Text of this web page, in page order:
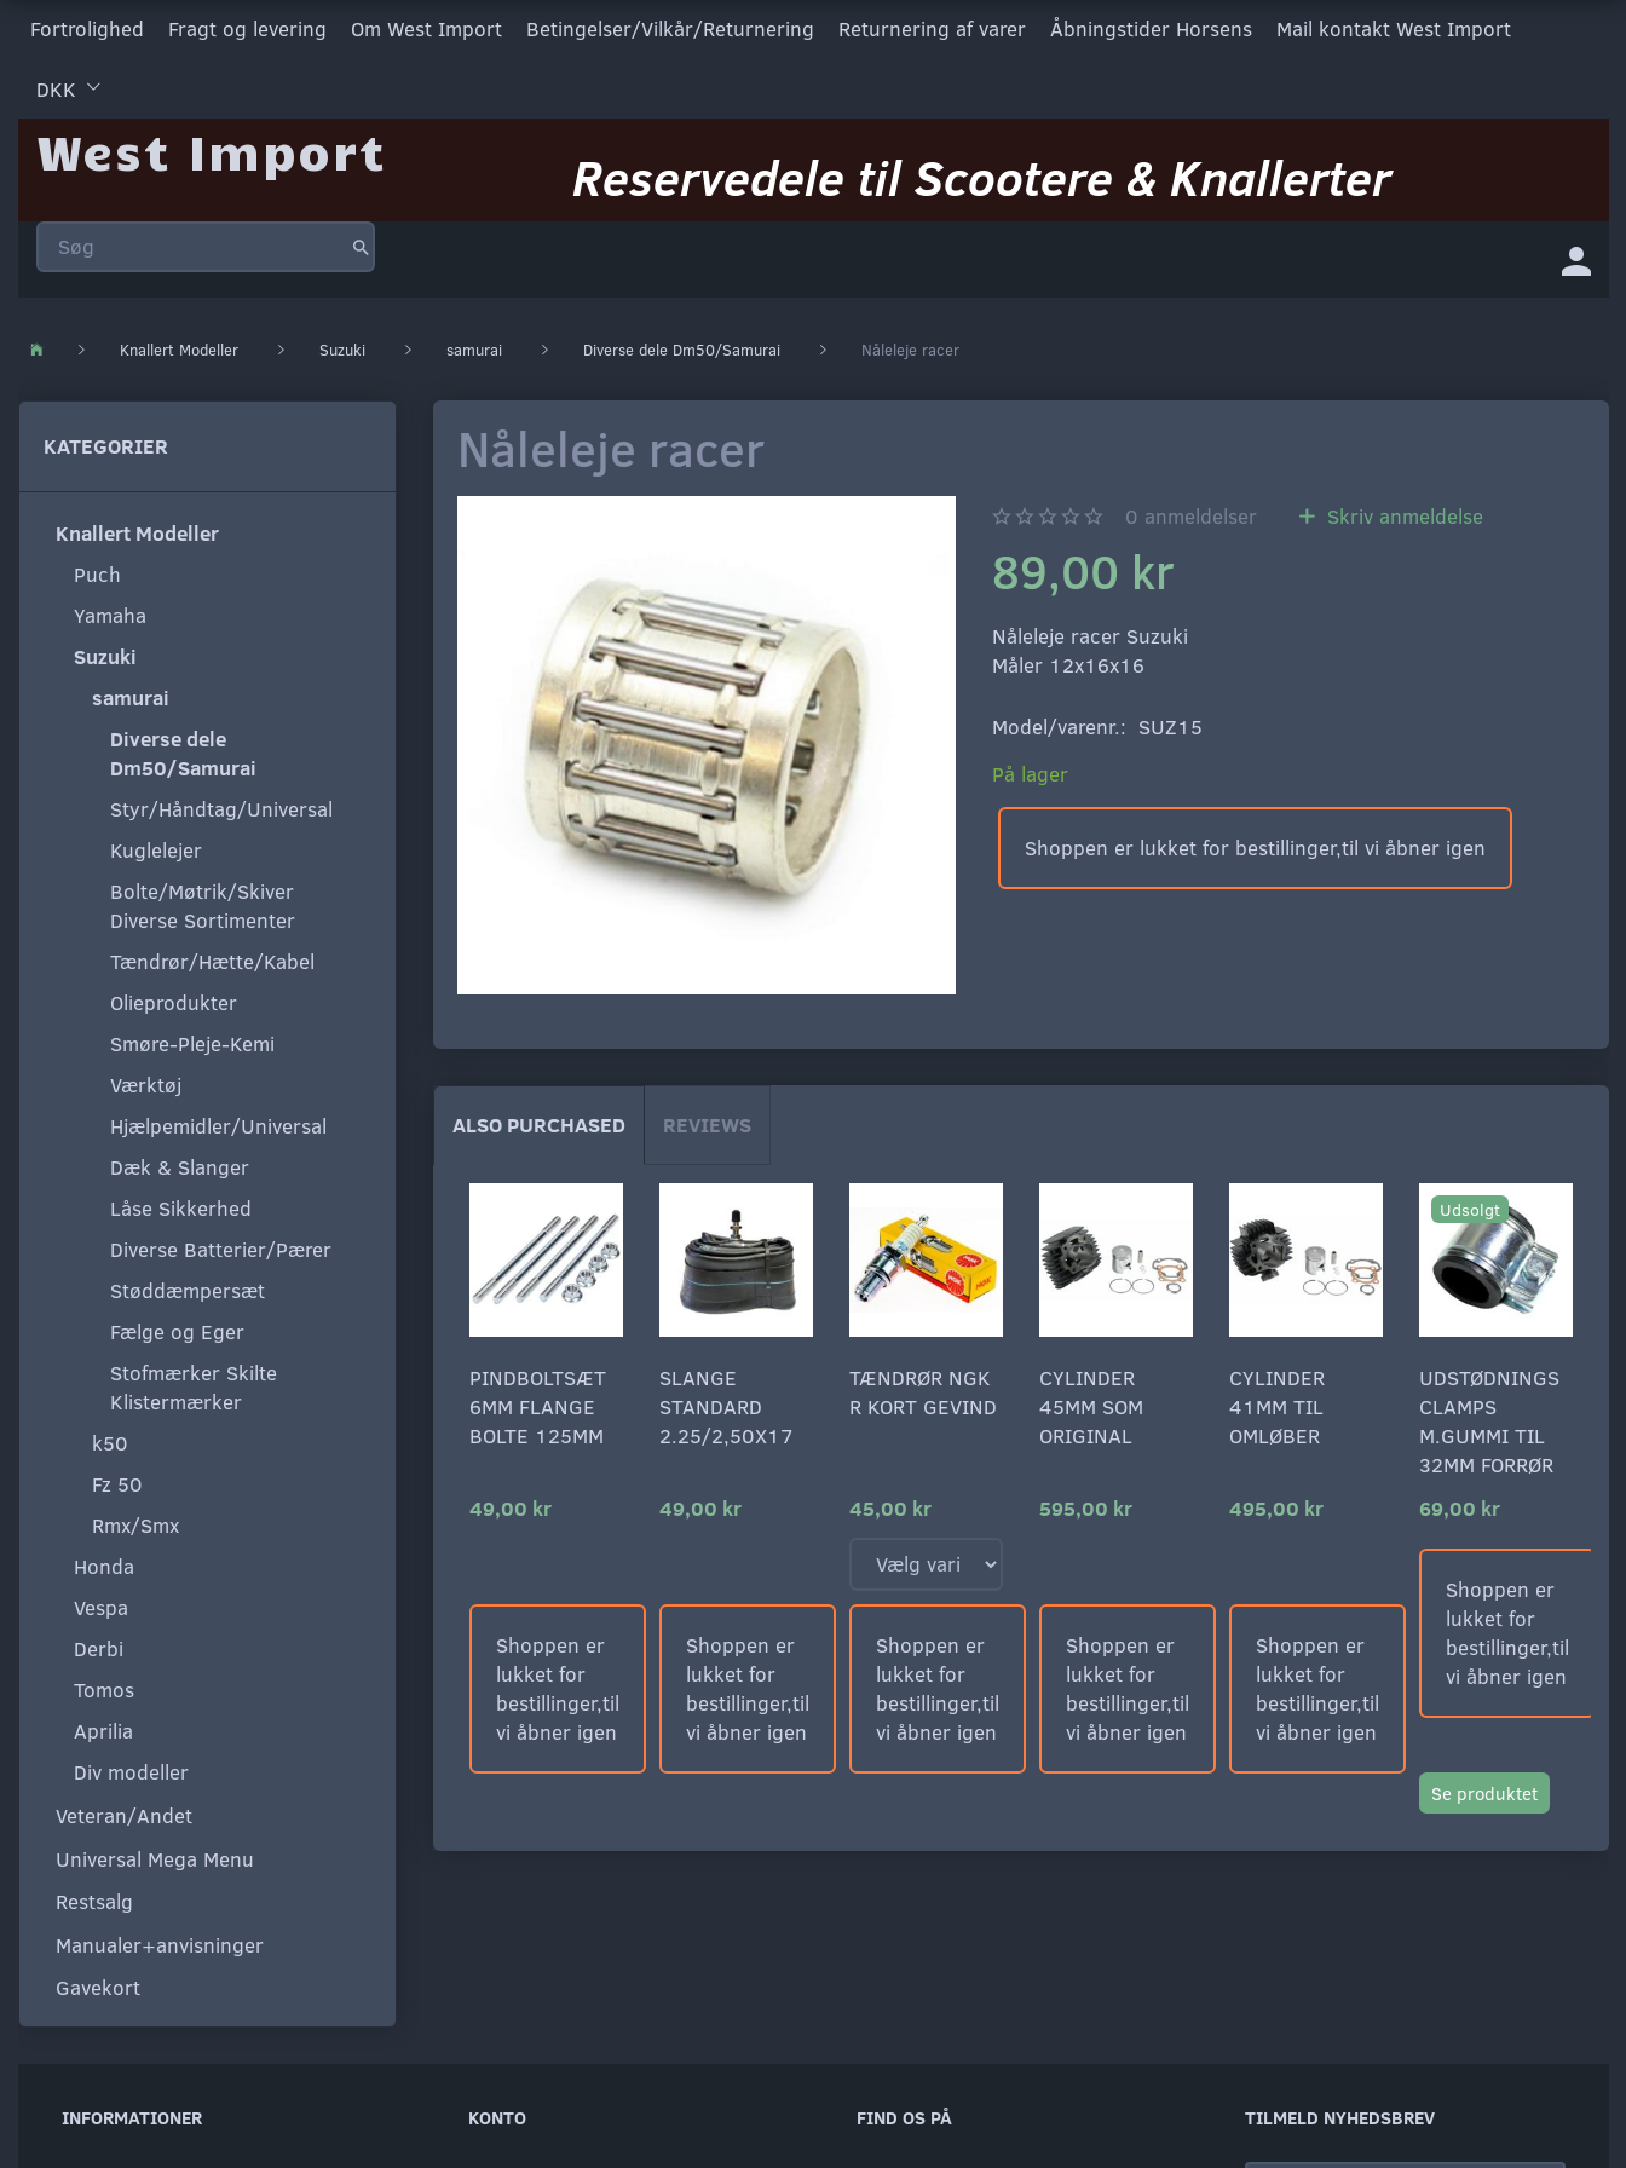
Fortrolighed Fragt og levering Om West Import Betingelser/Vilkår/Returnering Returnering af varer Åbningstider Horsens Mail kontakt West Import
DKK
West Import Reservedele til Scootere & Knallerter
Knallert Modeller Suzuki samurai Diverse dele Dm50/Samurai Nåleleje racer
KATEGORIER
Knallert Modeller
Puch
Yamaha
Suzuki
samurai
Diverse dele
Dm50/Samurai
Styr/Håndtag/Universal
Kuglelejer
Bolte/Møtrik/Skiver
Diverse Sortimenter
Tændrør/Hætte/Kabel
Olieprodukter
Smøre-Pleje-Kemi
Værktøj
Hjælpemidler/Universal
Dæk & Slanger
Låse Sikkerhed
Diverse Batterier/Pærer
Støddæmpersæt
Fælge og Eger
Stofmærker Skilte
Klistermærker
k50
Fz 50
Rmx/Smx
Honda
Vespa
Derbi
Tomos
Aprilia
Div modeller
Veteran/Andet
Universal Mega Menu
Restsalg
Manualer+anvisninger
Gavekort
Nåleleje racer
0 anmeldelser Skriv anmeldelse
89,00 kr
Nåleleje racer Suzuki
Måler 12x16x16
Model/varenr.: SUZ15
På lager
Shoppen er lukket for bestillinger,til vi åbner igen
ALSO PURCHASED REVIEWS
PINDBOLTSÆT
6MM FLANGE
BOLTE 125MM
49,00 kr
Shoppen er
lukket for
bestillinger,til
vi åbner igen
SLANGE
STANDARD
2.25/2,50X17
49,00 kr
Shoppen er
lukket for
bestillinger,til
vi åbner igen
TÆNDRØR NGK
R KORT GEVIND
45,00 kr
Shoppen er
lukket for
bestillinger,til
vi åbner igen
CYLINDER
45MM SOM
ORIGINAL
595,00 kr
Shoppen er
lukket for
bestillinger,til
vi åbner igen
CYLINDER
41MM TIL
OMLØBER
495,00 kr
Shoppen er
lukket for
bestillinger,til
vi åbner igen
Udsolgt
UDSTØDNINGS
CLAMPS
M.GUMMI TIL
32MM FORRØR
69,00 kr
Shoppen er
lukket for
bestillinger,til
vi åbner igen
Se produktet
INFORMATIONER KONTO FIND OS PÅ TILMELD NYHEDSBREV